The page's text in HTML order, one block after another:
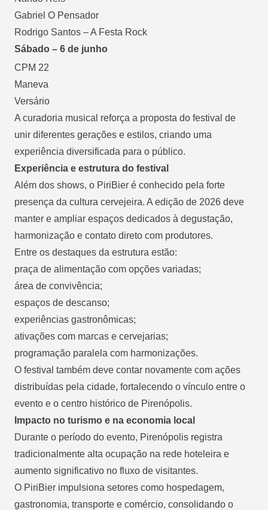
Gabriel O Pensador
Rodrigo Santos – A Festa Rock
Sábado – 6 de junho
CPM 22
Maneva
Versário
A curadoria musical reforça a proposta do festival de
unir diferentes gerações e estilos, criando uma
experiência diversificada para o público.
Experiência e estrutura do festival
Além dos shows, o PiriBier é conhecido pela forte
presença da cultura cervejeira. A edição de 2026 deve
manter e ampliar espaços dedicados à degustação,
harmonização e contato direto com produtores.
Entre os destaques da estrutura estão:
praça de alimentação com opções variadas;
área de convivência;
espaços de descanso;
experiências gastronômicas;
ativações com marcas e cervejarias;
programação paralela com harmonizações.
O festival também deve contar novamente com ações
distribuídas pela cidade, fortalecendo o vínculo entre o
evento e o centro histórico de Pirenópolis.
Impacto no turismo e na economia local
Durante o período do evento, Pirenópolis registra
tradicionalmente alta ocupação na rede hoteleira e
aumento significativo no fluxo de visitantes.
O PiriBier impulsiona setores como hospedagem,
gastronomia, transporte e comércio, consolidando o